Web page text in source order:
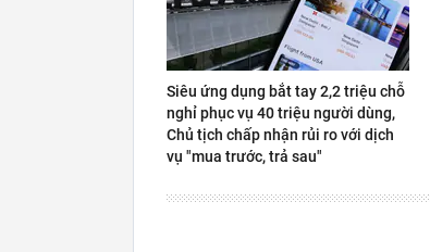
Siêu ứng dụng bắt tay 2,2 triệu chỗ
nghỉ phục vụ 40 triệu người dùng,
Chủ tịch chấp nhận rủi ro với dịch
vụ "mua trước, trả sau"